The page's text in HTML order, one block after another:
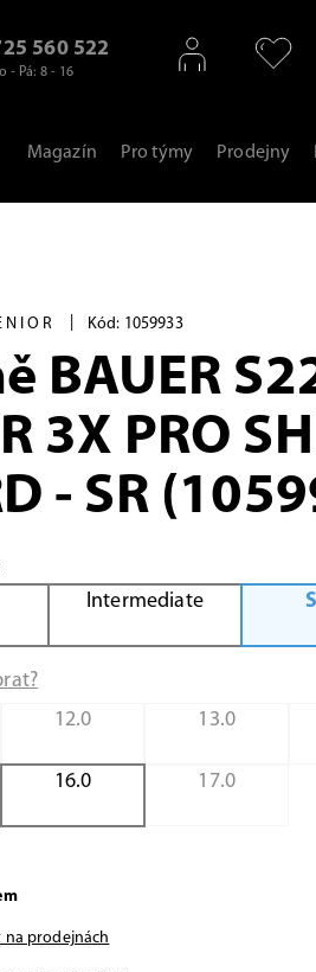
560 522
- Pá: 8 - 16
Magazín Pro týmy Prodejny
Kód: 1059933
BAUER
3X PRO
- SR
Intermediate
12.0 13.0
16.0 17.0
prodejnách